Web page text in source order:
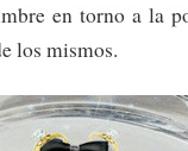
en torno a la
los mismos.